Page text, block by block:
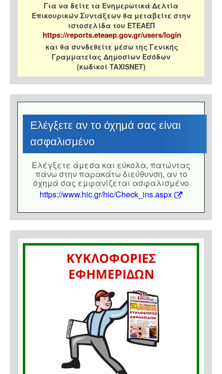
Για να δείτε τα Ενημερωτικά Δελτία
Επικουρικών Συντάξεων θα μεταβείτε στην
ιστοσελίδα του ΕΤΕΑΕΠ
https://reports.eteaep.gov.gr/users/login
και θα συνδεθείτε μέσω της Γενικής
Γραμματείας Δημοσίων Εσόδων
(κωδικοί TAXISNET)
Eλέγξετε αν το όχημά σας είναι
ασφαλισμένο
Eλέγξετε άμεσα και εύκολα, πατώντας
πάνω στην παρακάτω διεύθυνση, αν το
όχημά σας εμφανίζεται ασφαλισμένο
https://www.hic.gr/hic/Check_ins.aspx
ΚΥΚΛΟΦΟΡΙΕΣ
ΕΦΗΜΕΡΙΔΩΝ